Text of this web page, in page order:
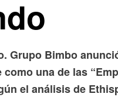
Grupo Bimbo
como una de las
el análisis de